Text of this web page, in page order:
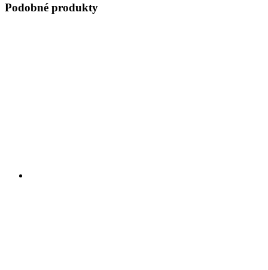
Podobné produkty